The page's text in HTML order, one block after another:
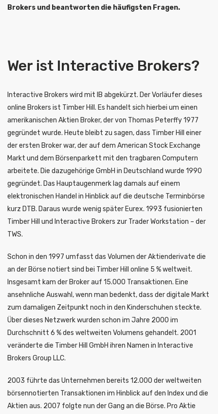
Brokers und beantworten die häufigsten Fragen.
Wer ist Interactive Brokers?
Interactive Brokers wird mit IB abgekürzt. Der Vorläufer dieses
online Brokers ist Timber Hill. Es handelt sich hierbei um einen
amerikanischen Aktien Broker, der von Thomas Peterffy 1977
gegründet wurde. Heute bleibt zu sagen, dass Timber Hill einer
der ersten Broker war, der auf dem American Stock Exchange
Markt und dem Börsenparkett mit den tragbaren Computern
arbeitete. Die dazugehörige GmbH in Deutschland wurde 1990
gegründet. Das Hauptaugenmerk lag damals auf einem
elektronischen Handel in Hinblick auf die deutsche Terminbörse
kurz DTB. Daraus wurde wenig später Eurex. 1993 fusionierten
Timber Hill und Interactive Brokers zur Trader Workstation – der
TWS.
Schon in den 1997 umfasst das Volumen der Aktienderivate die
an der Börse notiert sind bei Timber Hill online 5 % weltweit.
Insgesamt kam der Broker auf 15.000 Transaktionen. Eine
ansehnliche Auswahl, wenn man bedenkt, dass der digitale Markt
zum damaligen Zeitpunkt noch in den Kinderschuhen steckte.
Über dieses Netzwerk wurden schon im Jahre 2000 im
Durchschnitt 6 % des weltweiten Volumens gehandelt. 2001
veränderte die Timber Hill GmbH ihren Namen in Interactive
Brokers Group LLC.
2003 führte das Unternehmen bereits 12.000 der weltweiten
börsennotierten Transaktionen im Hinblick auf den Index und die
Aktien aus. 2007 folgte nun der Gang an die Börse. Pro Aktie